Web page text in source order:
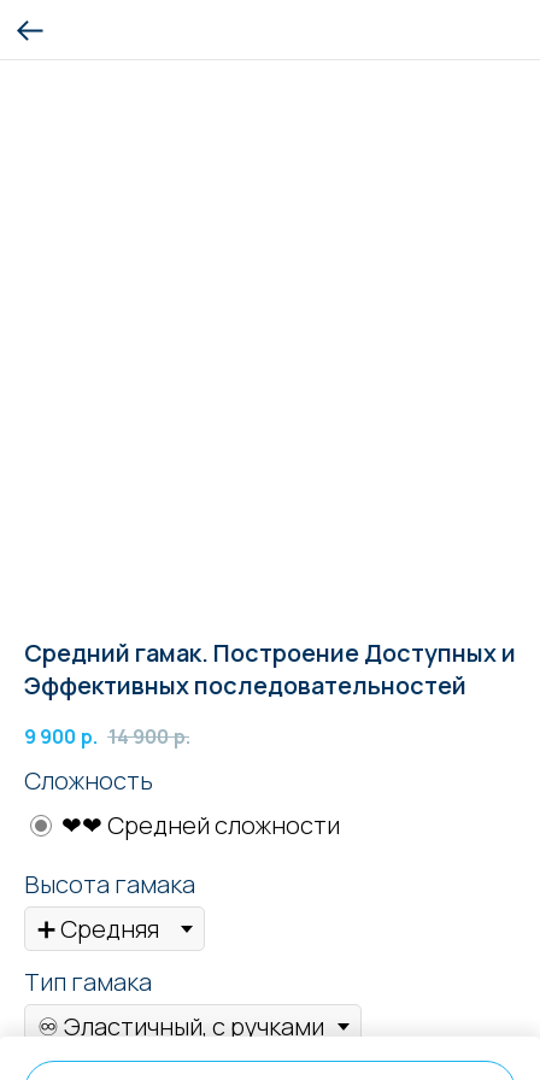
Средний гамак. Построение Доступных и
Эффективных последовательностей
9 900 р. 14 900р.
Сложность
❤❤ Средней сложности
Высота гамака
Тип гамака